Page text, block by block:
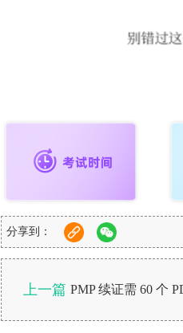
分享到：
上一篇